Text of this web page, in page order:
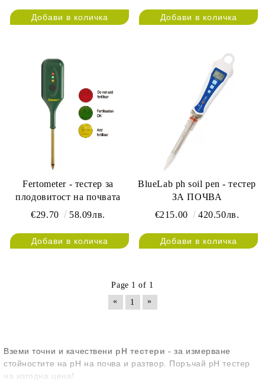
Fertometer - тестер за
плодовитост на почвата
€29.70
58.09лв.
BlueLab ph soil pen - тестер
ЗА ПОЧВА
€215.00
420.50лв.
Page 1 of 1
«
1 »
Вземи точни и качествени рН тестери - за измерване
стойностите на pH на почва и разтвор. Поръчай рН тестер
на изгодна цена!